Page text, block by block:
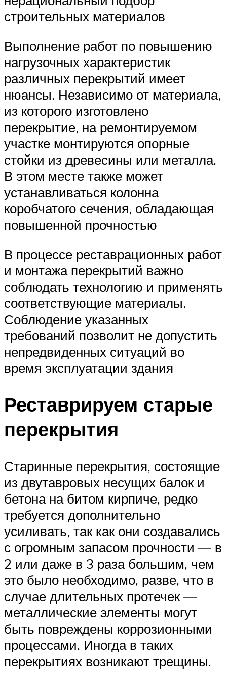
строительных материалов
Выполнение работ по повышению
нагрузочных характеристик
различных перекрытий имеет
нюансы. Независимо от материала,
из которого изготовлено
перекрытие, на ремонтируемом
участке монтируются опорные
стойки из древесины или металла.
В этом месте также может
устанавливаться колонна
коробчатого сечения, обладающая
повышенной прочностью
В процессе реставрационных работ
и монтажа перекрытий важно
соблюдать технологию и применять
соответствующие материалы.
Соблюдение указанных
требований позволит не допустить
непредвиденных ситуаций во
время эксплуатации здания
Реставрируем старые
перекрытия
Старинные перекрытия, состоящие
из двутавровых несущих балок и
бетона на битом кирпиче, редко
требуется дополнительно
усиливать, так как они создавались
с огромным запасом прочности — в
2 или даже в 3 раза большим, чем
это было необходимо, разве, что в
случае длительных протечек —
металлические элементы могут
быть повреждены коррозионными
процессами. Иногда в таких
перекрытиях возникают трещины.